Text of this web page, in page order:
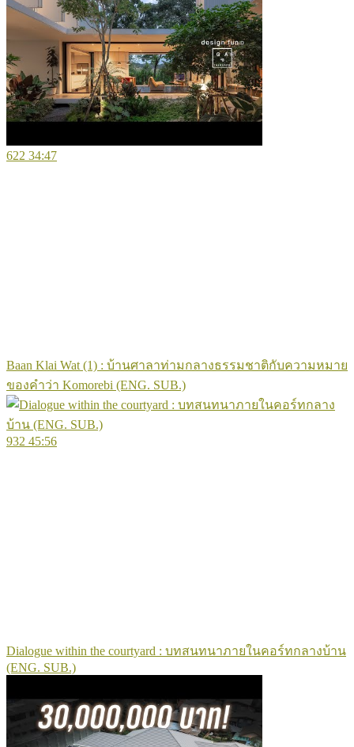
622 34:47
Baan Klai Wat (1) : บ้านศาลาท่ามกลางธรรมชาติกับความหมาย
ของคำว่า Komorebi (ENG. SUB.)
932 45:56
Dialogue within the courtyard : บทสนทนาภายในคอร์ทกลางบ้าน
(ENG. SUB.)